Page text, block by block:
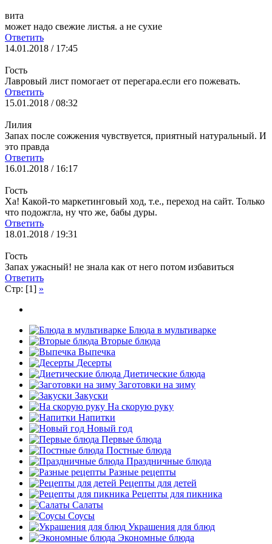
вита
может надо свежие листья. а не сухие
Ответить
14.01.2018 / 17:45
Гость
Лавровый лист помогает от перегара.если его пожевать.
Ответить
15.01.2018 / 08:32
Лилия
Запах после сожжения чувствуется, приятный натуральный. И
это правда
Ответить
16.01.2018 / 16:17
Гость
Ха! Какой-то маркетинговый ход, т.е., переход на сайт. Только
что подожгла, ну что же, бабы дуры.
Ответить
18.01.2018 / 19:31
Гость
Запах ужасный! не знала как от него потом избавиться
Ответить
Стр: [1] »
Блюда в мультиварке
Вторые блюда
Выпечка
Десерты
Диетические блюда
Заготовки на зиму
Закуски
На скорую руку
Напитки
Новый год
Первые блюда
Постные блюда
Праздничные блюда
Разные рецепты
Рецепты для детей
Рецепты для пикника
Салаты
Соусы
Украшения для блюд
Экономные блюда